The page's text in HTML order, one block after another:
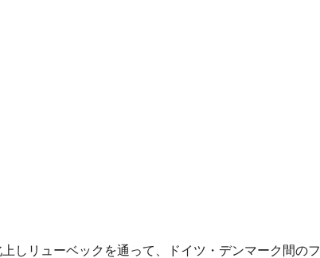
しリューベックを通って、ドイツ・デンマーク間の